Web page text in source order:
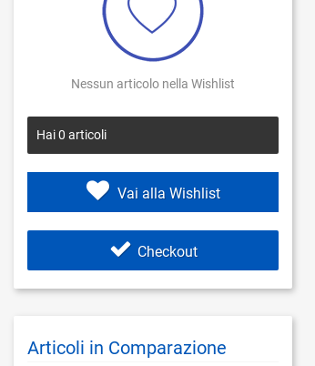
Nessun articolo nella Wishlist
Hai0 articoli
Vai alla Wishlist
Checkout
Articoli in Comparazione